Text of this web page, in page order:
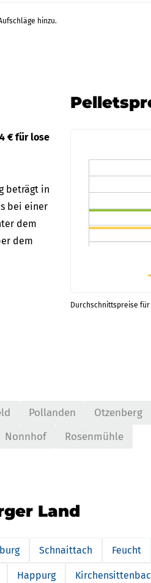
hinzu.
€ für lose
beträgt in
bei einer
dem
dem
Durchschnittspreise für
Pollanden Otzenberg
Nonnhof Rosenmühle
Land
Schnaittach Feucht
Happurg